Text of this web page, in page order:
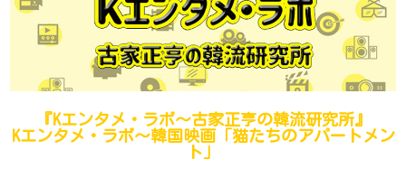
『Kエンタメ・ラボ～古家正亨の韓流研究所』
Kエンタメ・ラボ～韓国映画「猫たちのアパートメン
ト」